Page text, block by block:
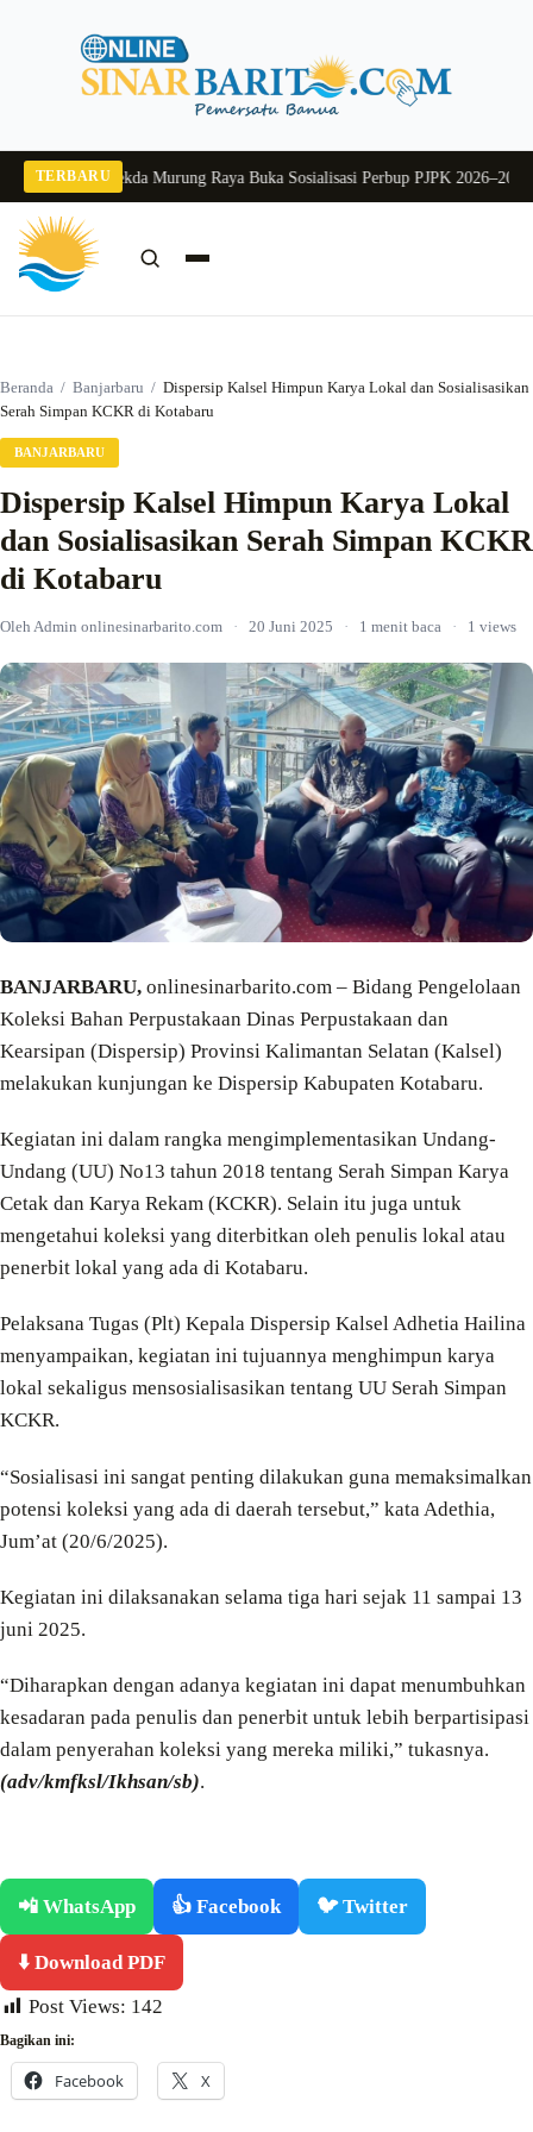
TERBARU
2026Pj Sekda Murung Raya Buka Sosialisasi Perbup PJPK 2026–2030
Beranda / Banjarbaru / Dispersip Kalsel Himpun Karya Lokal dan Sosialisasikan
Serah Simpan KCKR di Kotabaru
BANJARBARU
Dispersip Kalsel Himpun Karya Lokal
dan Sosialisasikan Serah Simpan KCKR
di Kotabaru
Oleh Admin onlinesinarbarito.com · 20 Juni 2025 · 1 menit baca · 1 views
BANJARBARU, onlinesinarbarito.com – Bidang Pengelolaan
Koleksi Bahan Perpustakaan Dinas Perpustakaan dan
Kearsipan (Dispersip) Provinsi Kalimantan Selatan (Kalsel)
melakukan kunjungan ke Dispersip Kabupaten Kotabaru.
Kegiatan ini dalam rangka mengimplementasikan Undang-
Undang (UU) No13 tahun 2018 tentang Serah Simpan Karya
Cetak dan Karya Rekam (KCKR). Selain itu juga untuk
mengetahui koleksi yang diterbitkan oleh penulis lokal atau
penerbit lokal yang ada di Kotabaru.
Pelaksana Tugas (Plt) Kepala Dispersip Kalsel Adhetia Hailina
menyampaikan, kegiatan ini tujuannya menghimpun karya
lokal sekaligus mensosialisasikan tentang UU Serah Simpan
KCKR.
“Sosialisasi ini sangat penting dilakukan guna memaksimalkan
potensi koleksi yang ada di daerah tersebut,” kata Adethia,
Jum’at (20/6/2025).
Kegiatan ini dilaksanakan selama tiga hari sejak 11 sampai 13
juni 2025.
“Diharapkan dengan adanya kegiatan ini dapat menumbuhkan
kesadaran pada penulis dan penerbit untuk lebih berpartisipasi
dalam penyerahan koleksi yang mereka miliki,” tukasnya.
(adv/kmfksl/Ikhsan/sb).
📲 WhatsApp 👍 Facebook 🐦 Twitter
⬇️ Download PDF
Post Views: 142
Bagikan ini:
Facebook X